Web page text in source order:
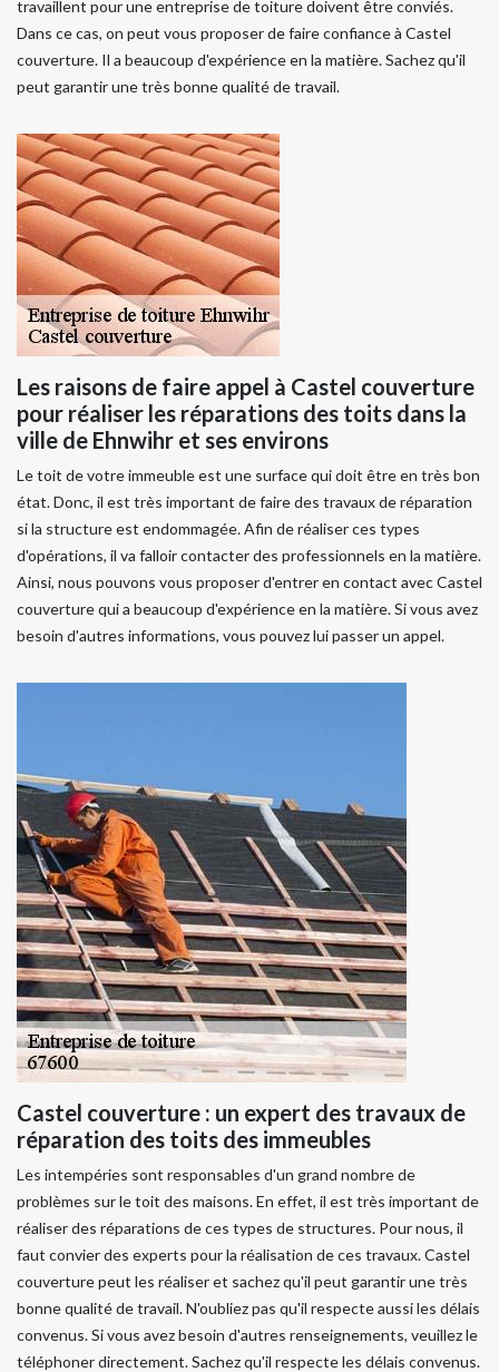
travaillent pour une entreprise de toiture doivent être conviés.
Dans ce cas, on peut vous proposer de faire confiance à Castel
couverture. Il a beaucoup d'expérience en la matière. Sachez qu'il
peut garantir une très bonne qualité de travail.
Les raisons de faire appel à Castel couverture
pour réaliser les réparations des toits dans la
ville de Ehnwihr et ses environs
Le toit de votre immeuble est une surface qui doit être en très bon
état. Donc, il est très important de faire des travaux de réparation
si la structure est endommagée. Afin de réaliser ces types
d'opérations, il va falloir contacter des professionnels en la matière.
Ainsi, nous pouvons vous proposer d'entrer en contact avec Castel
couverture qui a beaucoup d'expérience en la matière. Si vous avez
besoin d'autres informations, vous pouvez lui passer un appel.
Castel couverture : un expert des travaux de
réparation des toits des immeubles
Les intempéries sont responsables d'un grand nombre de
problèmes sur le toit des maisons. En effet, il est très important de
réaliser des réparations de ces types de structures. Pour nous, il
faut convier des experts pour la réalisation de ces travaux. Castel
couverture peut les réaliser et sachez qu'il peut garantir une très
bonne qualité de travail. N'oubliez pas qu'il respecte aussi les délais
convenus. Si vous avez besoin d'autres renseignements, veuillez le
téléphoner directement. Sachez qu'il respecte les délais convenus.